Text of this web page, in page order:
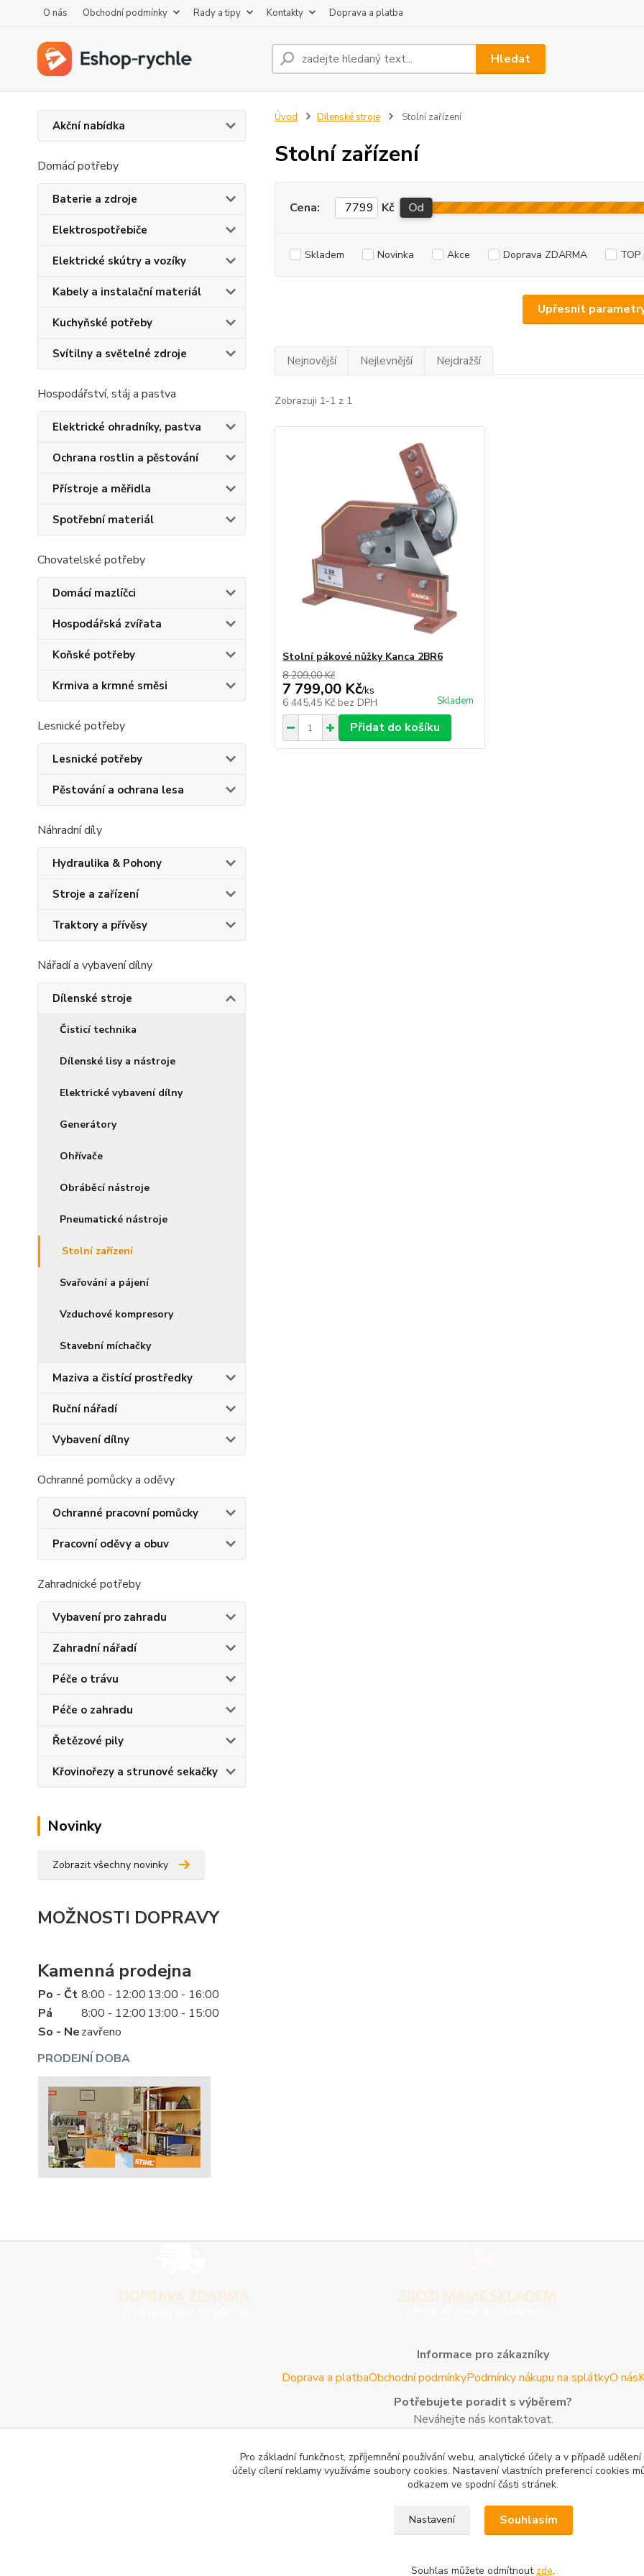
O nás Obchodní podmínky Rady a tipy Kontakty Doprava a platba
Hledat
Akční nabídka
Domácí potřeby
Baterie a zdroje
Elektrospotřebiče
Elektrické skútry a vozíky
Kabely a instalační materiál
Kuchyňské potřeby
Svítilny a světelné zdroje
Hospodářství, stáj a pastva
Elektrické ohradníky, pastva
Ochrana rostlin a pěstování
Přístroje a měřidla
Spotřební materiál
Chovatelské potřeby
Domácí mazlíčci
Hospodářská zvířata
Koňské potřeby
Krmiva a krmné směsi
Lesnické potřeby
Lesnické potřeby
Pěstování a ochrana lesa
Náhradní díly
Hydraulika & Pohony
Stroje a zařízení
Traktory a přívěsy
Nářadí a vybavení dílny
Dílenské stroje
Čisticí technika
Dílenské lisy a nástroje
Elektrické vybavení dílny
Generátory
Ohřívače
Obráběcí nástroje
Pneumatické nástroje
Stolní zařízení
Svařování a pájení
Vzduchové kompresory
Stavební míchačky
Maziva a čistící prostředky
Ruční nářadí
Vybavení dílny
Ochranné pomůcky a oděvy
Ochranné pracovní pomůcky
Pracovní oděvy a obuv
Zahradnické potřeby
Vybavení pro zahradu
Zahradní nářadí
Péče o trávu
Péče o zahradu
Řetězové pily
Křovinořezy a strunové sekačky
Novinky
Zobrazit všechny novinky
MOŽNOSTI DOPRAVY
Kamenná prodejna
PRODEJNÍ DOBA
Po - Čt 8:00 - 12:00 13:00 - 16:00
Pá
8:00 - 12:00 13:00 - 15:00
So - Nezavřeno
Úvod Dílenské stroje Stolní zařízení
Stolní zařízení
Upřesnit
Cena: Kč Od
Skladem Novinka Akce Doprava ZDARMA
Nejnovější Nejlevnější Nejdražší
Zobrazuji 1-1 z 1
Stolní pákové nůžky Kanca 2BR6
8 209,00 Kč
7 799,00 Kč/ks
6 445,45 Kč bez DPH Skladem
Přidat do košíku
Informace pro zákazníky
Doprava a platbaObchodní podmínkyPodmínky nákupu na splátkyO nás
Potřebujete poradit s výběrem?
Neváhejte nás kontaktovat.
Email:info@agroczechia.cz- kdykoliv
Užitečné informace
Woodman.sk - Predaj lesníckeho náradia a potriebFormulář odstoupení o smlouvy
oblečení a obuvi
Mapa stránek
Pro základní funkčnost, zpříjemnění používání webu, analytické účely a v případě
účely cílení reklamy využíváme soubory cookies. Nastavení vlastních preferencí cookies
odkazem ve spodní části stránek.
Nastavení Souhlasím
Souhlas můžete odmítnout zde.